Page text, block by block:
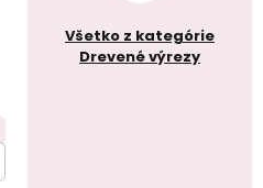
Všetko z kategórie
Drevené výrezy